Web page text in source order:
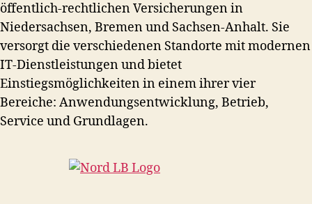
öffentlich-rechtlichen Versicherungen in
Niedersachsen, Bremen und Sachsen-Anhalt. Sie
versorgt die verschiedenen Standorte mit modernen
IT-Dienstleistungen und bietet
Einstiegsmöglichkeiten in einem ihrer vier
Bereiche: Anwendungsentwicklung, Betrieb,
Service und Grundlagen.